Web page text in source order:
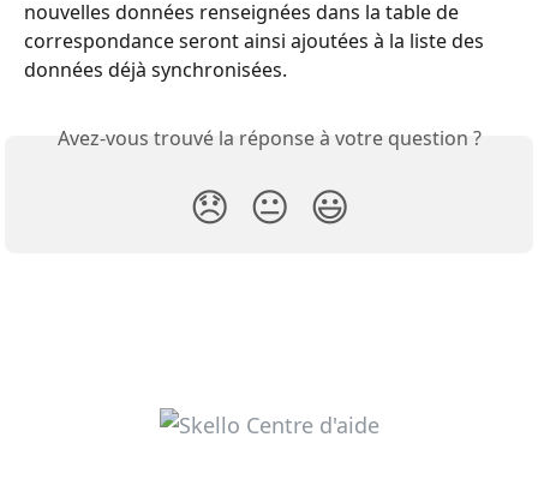
nouvelles données renseignées dans la table de
correspondance seront ainsi ajoutées à la liste des
données déjà synchronisées.
Avez-vous trouvé la réponse à votre question ?
😞 😐 😃